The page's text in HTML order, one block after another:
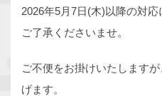
2026年5月7日(木)以降の対
ご了承くださいませ。
ご不便をお掛けいたします
げます。